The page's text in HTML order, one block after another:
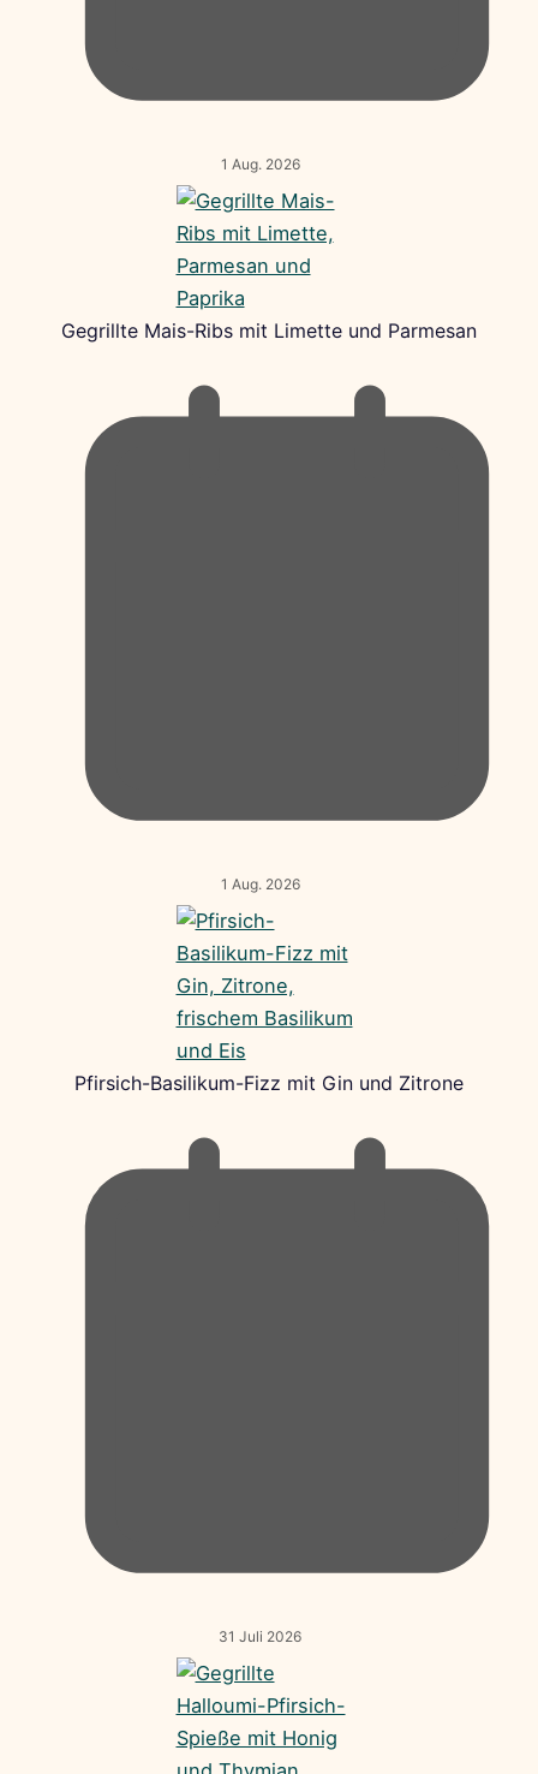
1 Aug. 2026
Gegrillte Mais-Ribs mit Limette und Parmesan
1 Aug. 2026
Pfirsich-Basilikum-Fizz mit Gin und Zitrone
31 Juli 2026